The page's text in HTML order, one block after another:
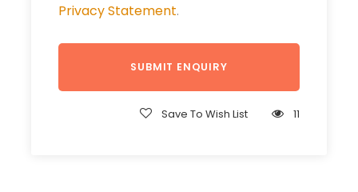
Privacy Statement.
Save To Wish List 11